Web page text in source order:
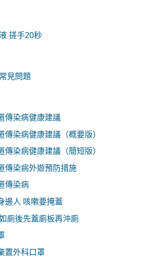
搓手20秒
見問題
傳染病健康建議
傳染病健康建議（概要版）
傳染病健康建議（簡短版）
傳染病外遊預防措施
傳染病
邊人 咳嗽要掩蓋
廁後先蓋廁板再沖廁
置外科口罩